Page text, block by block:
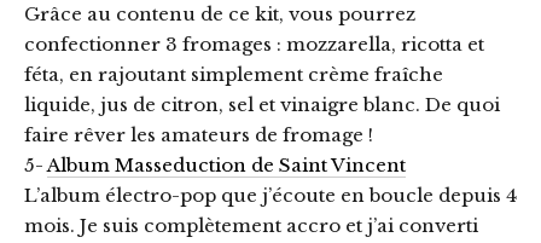
Grâce au contenu de ce kit, vous pourrez
confectionner 3 fromages : mozzarella, ricotta et
féta, en rajoutant simplement crème fraîche
liquide, jus de citron, sel et vinaigre blanc. De quoi
faire rêver les amateurs de fromage !
5-Album Masseduction de Saint Vincent
L’album électro-pop que j’écoute en boucle depuis 4
mois. Je suis complètement accro et j’ai converti